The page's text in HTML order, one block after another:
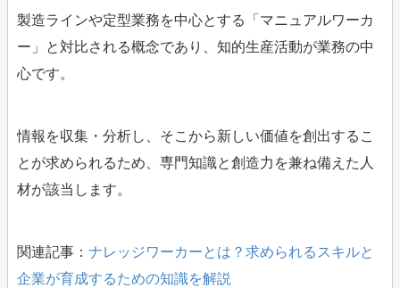
製造ラインや定型業務を中心とする「マニュアルワーカ
ー」と対比される概念であり、知的生産活動が業務の中
心です。
情報を収集・分析し、そこから新しい価値を創出するこ
とが求められるため、専門知識と創造力を兼ね備えた人
材が該当します。
関連記事： ナレッジワーカーとは？求められるスキルと
企業が育成するための知識を解説